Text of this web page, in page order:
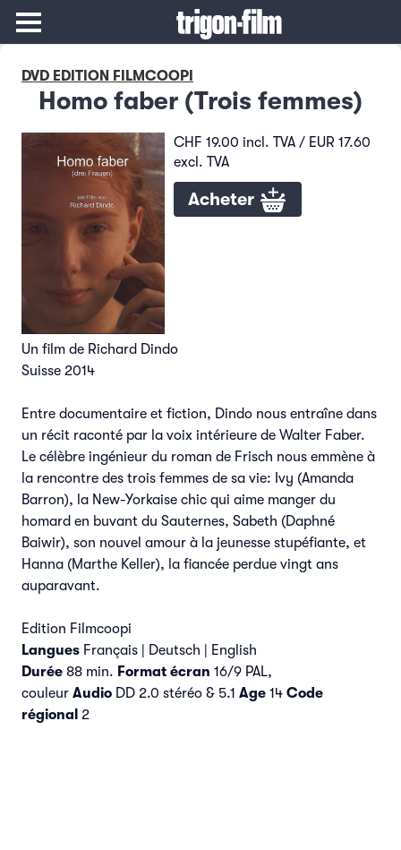
DVD EDITION FILMCOOPI
Homo faber (Trois femmes)
CHF 19.00 incl. TVA / EUR 17.60
excl. TVA
Acheter
Un film de Richard Dindo
Suisse 2014
Entre documentaire et fiction, Dindo nous entraîne dans
un récit raconté par la voix intérieure de Walter Faber.
Le célèbre ingénieur du roman de Frisch nous emmène à
la rencontre des trois femmes de sa vie: Ivy (Amanda
Barron), la New-Yorkaise chic qui aime manger du
homard en buvant du Sauternes, Sabeth (Daphné
Baiwir), son nouvel amour à la jeunesse stupéfiante, et
Hanna (Marthe Keller), la fiancée perdue vingt ans
auparavant.
Edition Filmcoopi
Langues Français | Deutsch | English
Durée 88 min. Format écran 16/9 PAL,
couleur Audio DD 2.0 stéréo & 5.1 Age 14 Code
régional 2